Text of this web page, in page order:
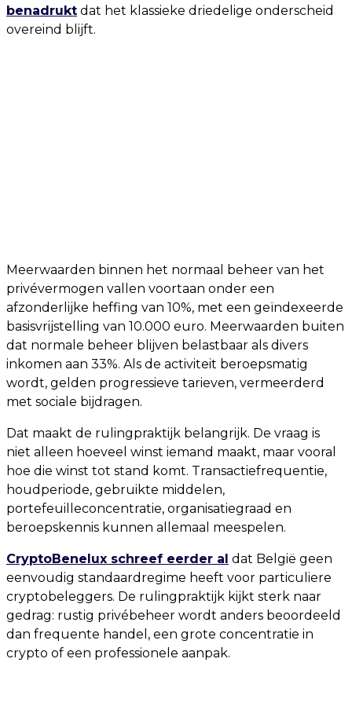
benadrukt dat het klassieke driedelige onderscheid
overeind blijft.
Meerwaarden binnen het normaal beheer van het
privévermogen vallen voortaan onder een
afzonderlijke heffing van 10%, met een geïndexeerde
basisvrijstelling van 10.000 euro. Meerwaarden buiten
dat normale beheer blijven belastbaar als divers
inkomen aan 33%. Als de activiteit beroepsmatig
wordt, gelden progressieve tarieven, vermeerderd
met sociale bijdragen.
Dat maakt de rulingpraktijk belangrijk. De vraag is
niet alleen hoeveel winst iemand maakt, maar vooral
hoe die winst tot stand komt. Transactiefrequentie,
houdperiode, gebruikte middelen,
portefeuilleconcentratie, organisatiegraad en
beroepskennis kunnen allemaal meespelen.
CryptoBenelux schreef eerder al dat België geen
eenvoudig standaardregime heeft voor particuliere
cryptobeleggers. De rulingpraktijk kijkt sterk naar
gedrag: rustig privébeheer wordt anders beoordeeld
dan frequente handel, een grote concentratie in
crypto of een professionele aanpak.